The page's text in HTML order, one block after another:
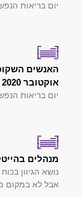
יום בריאות
האנשים
אוקטובר 2020
יום בריאות
מנהלים בהייטק,
נושא הגיוון
אבל לא במקום